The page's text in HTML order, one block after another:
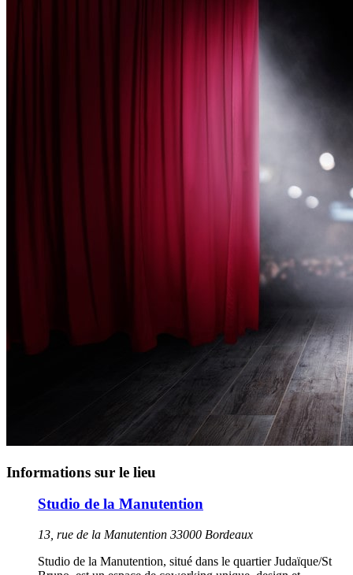
Informations sur le lieu
Studio de la Manutention
13, rue de la Manutention 33000 Bordeaux
Studio de la Manutention, situé dans le quartier Judaïque/St